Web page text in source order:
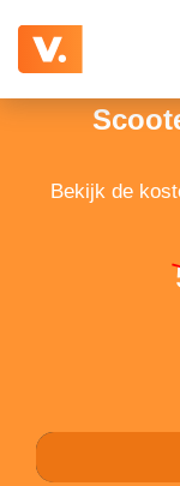
Bekijk de